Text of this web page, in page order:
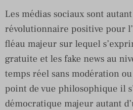
Les médias sociaux sont
révolutionnaire positive pour
fléau majeur sur lequel
gratuite et les fake news au
temps réel sans modération
point de vue philosophique il
démocratique majeur autant